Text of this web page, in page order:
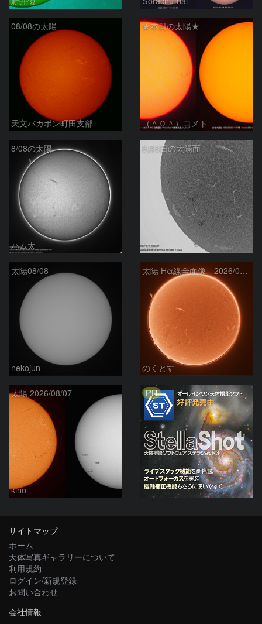
08/08の太陽
天文バカボン町田支部
★本日の太陽★
（＾０＾）コメト
8/08の太陽
ハム太
8月8日の太陽面
ta-o
太陽08/08
nekojun
太陽 Hα線全面像 2026/08/08
のくとす
太陽 2026/08/07
kino
PR
サイトマップ
ホーム
天体写真ギャラリーについて
利用規約
ログイン/新規登録
お問い合わせ
会社情報